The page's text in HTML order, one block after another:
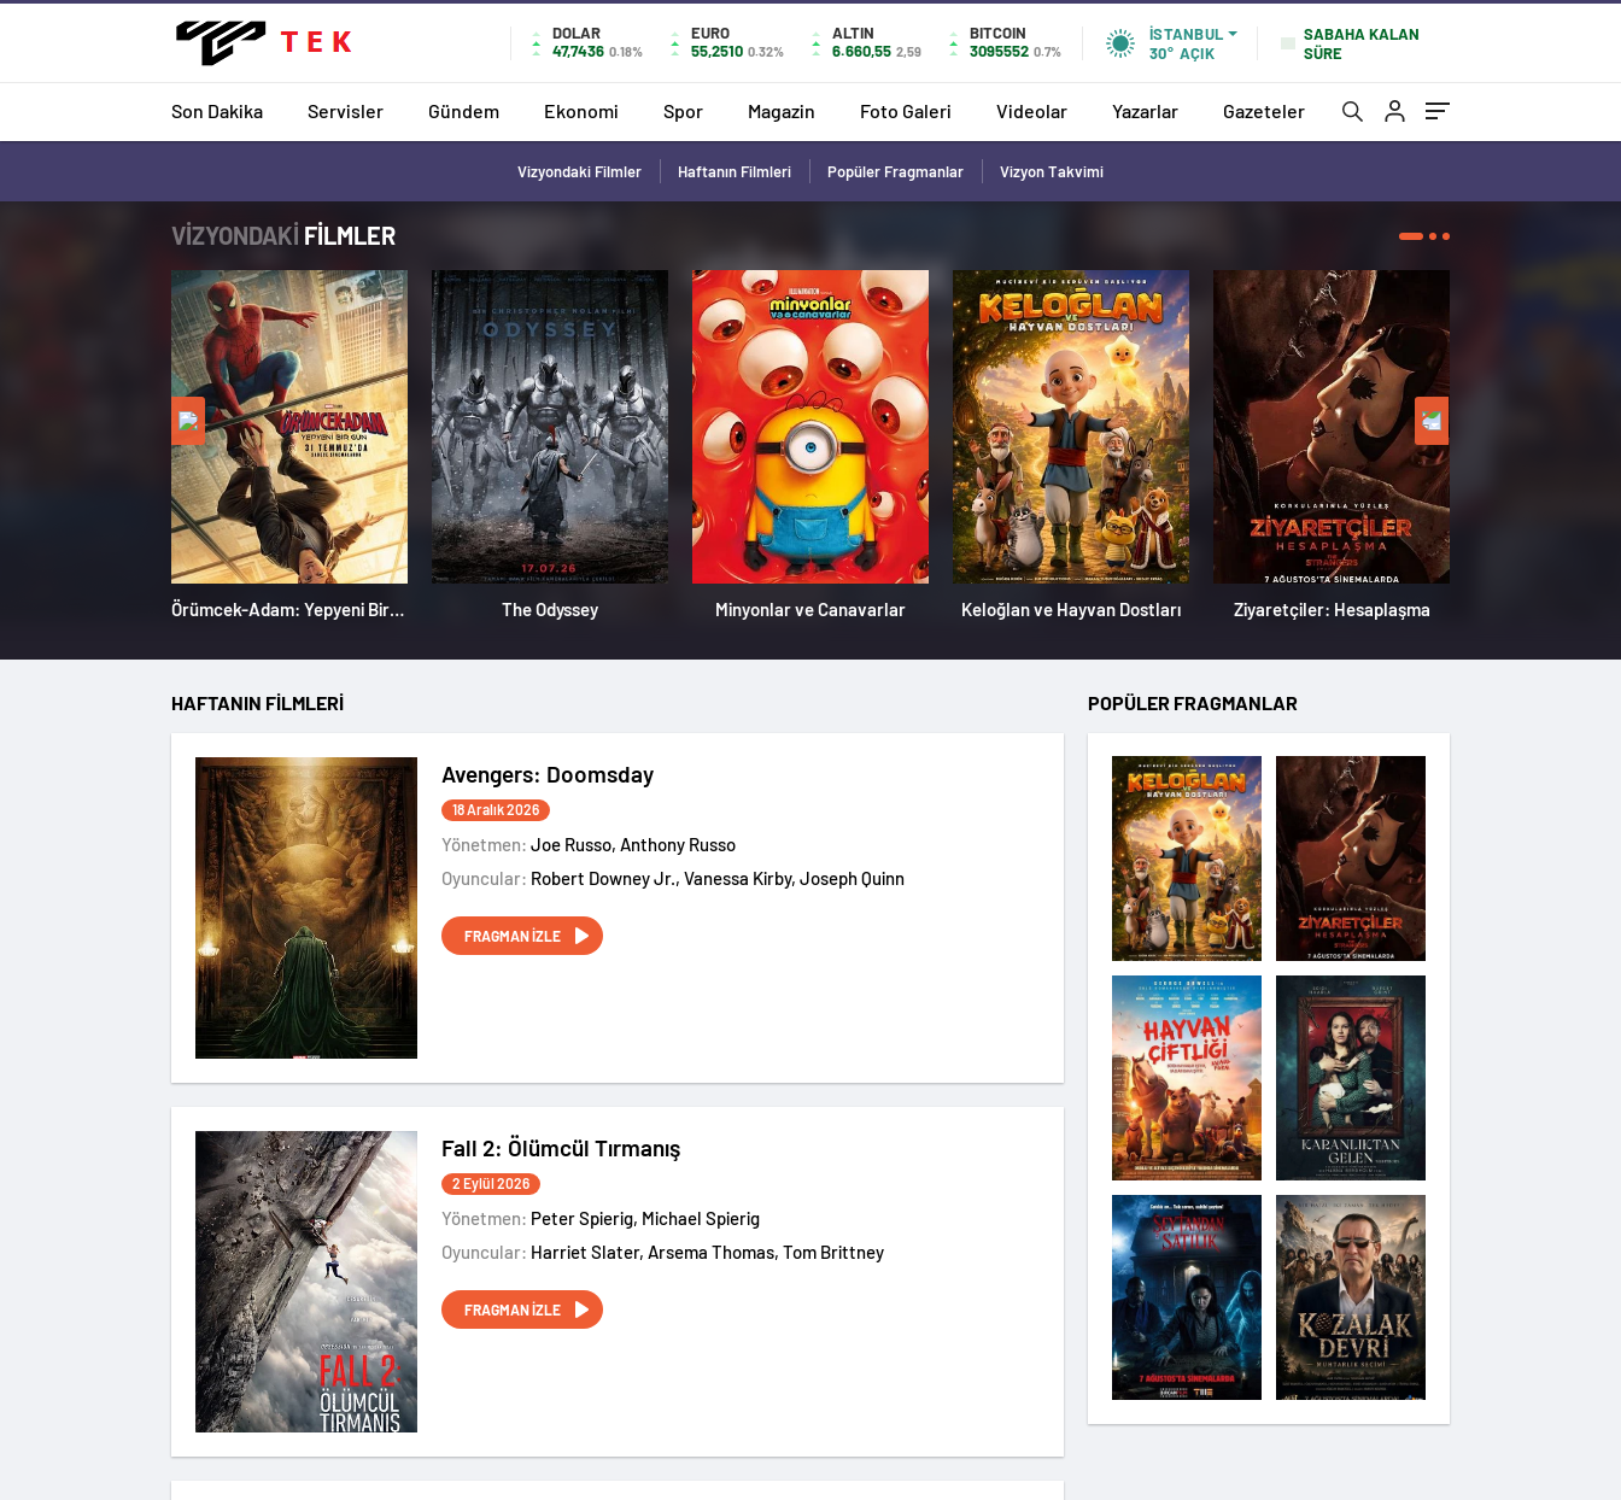
DOLAR
47,7436 0.18%
EURO
55,2510 0.32%
ALTIN
6.660,55 2,59
BITCOIN
3095552 0.7%
İSTANBUL
30° AÇIK
SABAHA KALAN
SÜRE
Son Dakika Servisler Gündem Ekonomi Spor Magazin Foto Galeri Videolar Yazarlar Gazeteler
Vizyondaki Filmler Haftanın Filmleri Popüler Fragmanlar Vizyon Takvimi
VİZYONDAKİ FİLMLER
Örümcek-Adam: Yepyeni Bir Gün The Odyssey Minyonlar ve Canavarlar Keloğlan ve Hayvan Dostları Ziyaretçiler: Hesaplaşma
HAFTANIN FİLMLERİ
Avengers: Doomsday
18 Aralık 2026
Yönetmen:
Joe Russo, Anthony Russo
Oyuncular:
Robert Downey Jr., Vanessa Kirby, Joseph Quinn
FRAGMAN İZLE
Fall 2: Ölümcül Tırmanış
2 Eylül 2026
Yönetmen:
Peter Spierig, Michael Spierig
Oyuncular:
Harriet Slater, Arsema Thomas, Tom Brittney
FRAGMAN İZLE
POPÜLER FRAGMANLAR